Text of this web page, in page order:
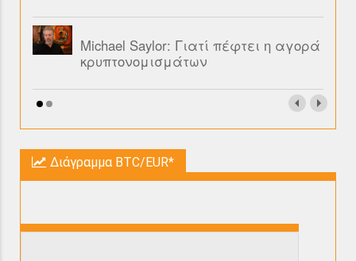
Michael Saylor: Γιατί πέφτει η αγορά
κρυπτονομισμάτων
Διάγραμμα BTC/EUR*